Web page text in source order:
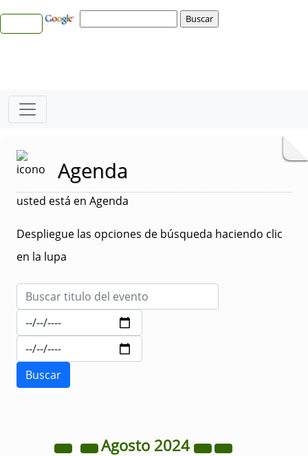
Agenda
usted está en Agenda
Despliegue las opciones de búsqueda haciendo clic
en la lupa
Agosto 2024